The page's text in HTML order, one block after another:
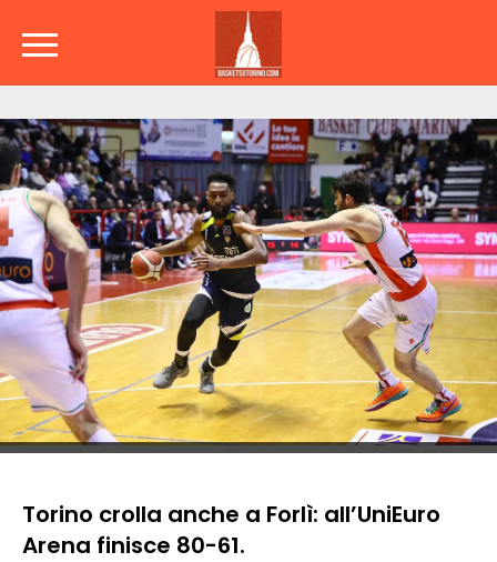
Torino crolla anche a Forlì: all’UniEuro
Arena finisce 80-61.